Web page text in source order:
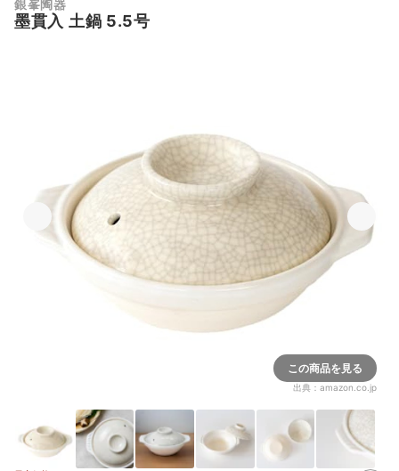
銀峯陶器
墨貫入 土鍋 5.5号
この商品を見る
出典： amazon.co.jp